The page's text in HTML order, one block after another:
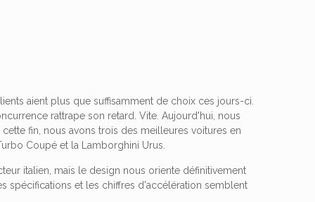
aient plus que suffisamment de choix ces jours-ci.
rattrape son retard. Vite. Aujourd'hui, nous
fin, nous avons trois des meilleures voitures en
Coupé et la Lamborghini Urus.
italien, mais le design nous oriente définitivement
spécifications et les chiffres d'accélération semblent